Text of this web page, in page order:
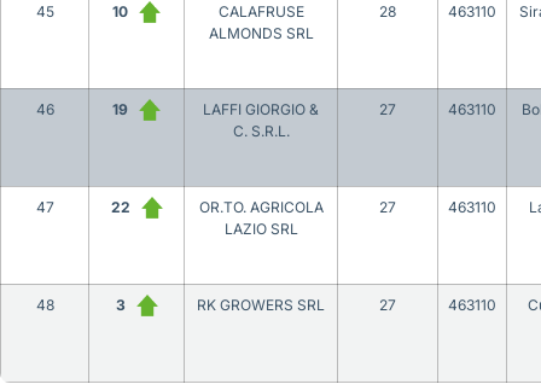
45 10
CALAFRUSE
ALMONDS SRL
28 463110
46 19
LAFFI GIORGIO &
C. S.R.L.
27 463110
47 22
OR.TO. AGRICOLA
LAZIO SRL
27 463110
48 3 RK GROWERS SRL 27 463110